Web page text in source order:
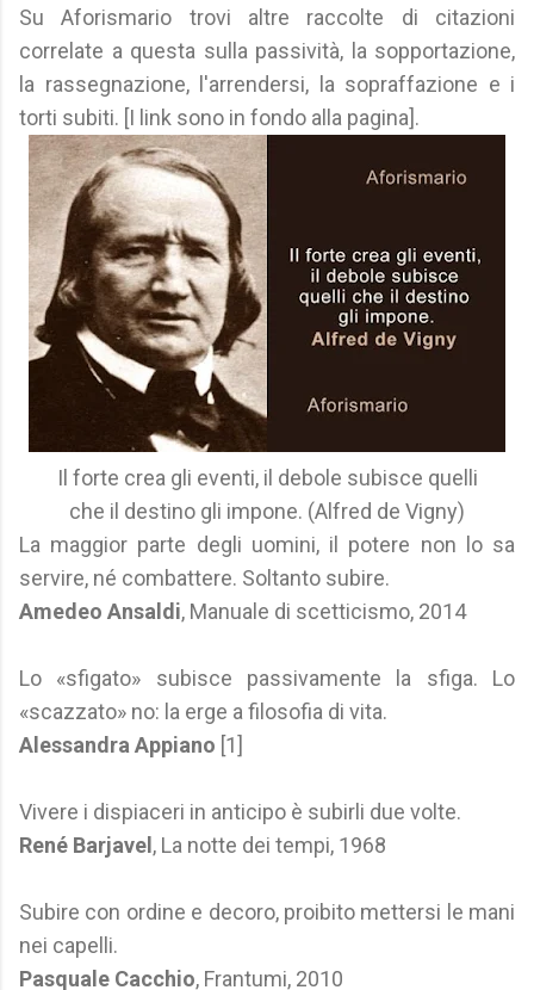
Su Aforismario trovi altre raccolte di citazioni
correlate a questa sulla passività, la sopportazione,
la rassegnazione, l'arrendersi, la sopraffazione e i
torti subiti. [I link sono in fondo alla pagina].
Il forte crea gli eventi, il debole subisce quelli
che il destino gli impone. (Alfred de Vigny)
La maggior parte degli uomini, il potere non lo sa
servire, né combattere. Soltanto subire.
Amedeo Ansaldi, Manuale di scetticismo, 2014
Lo «sfigato» subisce passivamente la sfiga. Lo
«scazzato» no: la erge a filosofia di vita.
Alessandra Appiano [1]
Vivere i dispiaceri in anticipo è subirli due volte.
René Barjavel , La notte dei tempi, 1968
Subire con ordine e decoro, proibito mettersi le mani
nei capelli.
Pasquale Cacchio, Frantumi, 2010